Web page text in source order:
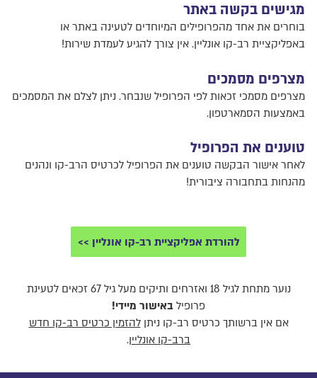
מגישים בקשה באתר
בוחרים את אחד מהפרופילים המיוחדים לטעינה באתר או
באפליקציית רב-קו אונליין. אין צורך להגיע לעמדת שירות!
מצרפים מסמכים
מצרפים מסמכי זכאות לפי הפרופיל שנבחר. ניתן לצלם את המסמכים
באמצעות הסמארטפון.
טוענים את הפרופיל
לאחר אישור הבקשה טוענים את הפרופיל לכרטיס הרב-קו ונהנים
מהנחות בתחבורה ציבורית!
להורדת אפליקציית רב-קו אונליין >>
נוער מתחת לגיל 18 ואזרחים ותיקים מעל גיל 67 זכאים לטעינת
פרופיל באישור מיידי!
אם אין ברשותך כרטיס רב-קו ניתןלהזמין כרטיס רב-קו חדש
ברב-קו אונליין.